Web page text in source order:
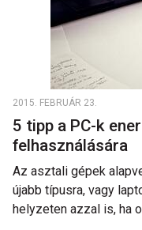
2015. FEBRUÁR 23.
5 tipp a PC-k
felhasználására
Az asztali gépek
újabb típusra, vagy
helyzeten azzal is, ha